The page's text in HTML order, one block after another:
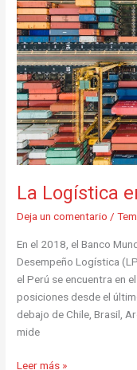
La Logística
Deja un comentario /
En el 2018, el Banco
Desempeño Logística
el Perú se encuentra en
posiciones desde el
debajo de Chile, Brasil,
mide
el
Perú
Leer más »